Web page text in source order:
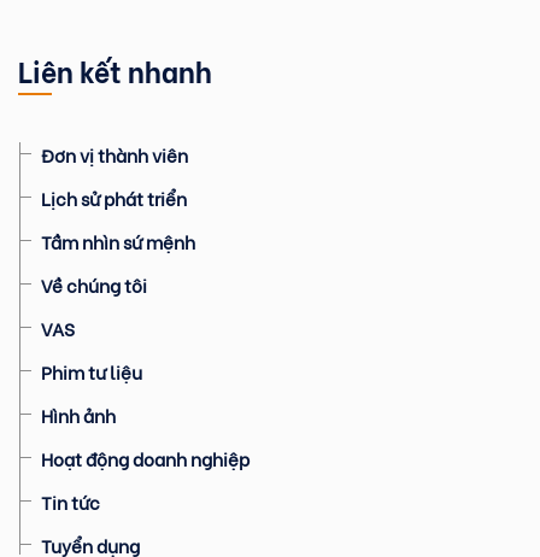
Liên kết nhanh
Đơn vị thành viên
Lịch sử phát triển
Tầm nhìn sứ mệnh
Về chúng tôi
VAS
Phim tư liệu
Hình ảnh
Hoạt động doanh nghiệp
Tin tức
Tuyển dụng